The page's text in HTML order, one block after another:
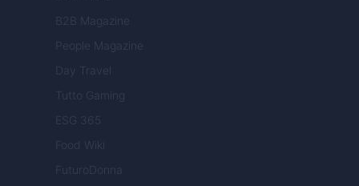
B2B Magazine
People Magazine
Day Travel
Tutto Gaming
ESG 365
Food Wiki
FuturoDonna